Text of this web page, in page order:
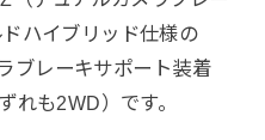
ハイブリッド仕様の
ブレーキサポート装着
れも2WD）です。